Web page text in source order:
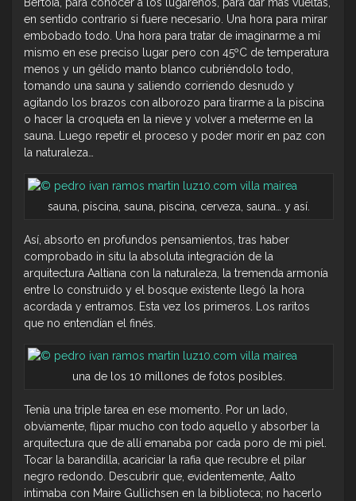
en sentido contrario si fuere necesario. Una hora para mirar
embobado todo. Una hora para tratar de imaginarme a mí
mismo en ese preciso lugar pero con 45ºC de temperatura
menos y un gélido manto blanco cubriéndolo todo,
tomando una sauna y saliendo corriendo desnudo y
agitando los brazos con alborozo para tirarme a la piscina
o hacer la croqueta en la nieve y volver a meterme en la
sauna. Luego repetir el proceso y poder morir en paz con
la naturaleza…
sauna, piscina, sauna, piscina, cerveza, sauna… y así.
Así, absorto en profundos pensamientos, tras haber
comprobado in situ la absoluta integración de la
arquitectura Aaltiana con la naturaleza, la tremenda armonía
entre lo construido y el bosque existente llegó la hora
acordada y entramos. Esta vez los primeros. Los raritos
que no entendían el finés.
una de los 10 millones de fotos posibles.
Tenía una triple tarea en ese momento. Por un lado,
obviamente, flipar mucho con todo aquello y absorber la
arquitectura que de allí emanaba por cada poro de mi piel.
Tocar la barandilla, acariciar la rafia que recubre el pilar
negro redondo. Descubrir que, evidentemente, Aalto
intimaba con Maire Gullichsen en la biblioteca; no hacerlo